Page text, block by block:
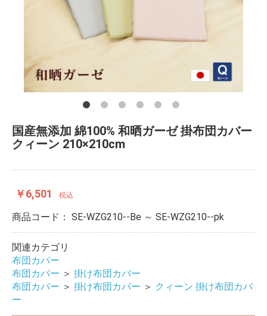
国産無添加 綿100% 和晒ガーゼ 掛布団カバー
クィーン 210×210cm
￥6,501 税込
商品コード： SE-WZG210--Be ～ SE-WZG210--pk
関連カテゴリ
布団カバー
布団カバー ＞ 掛け布団カバー
布団カバー ＞ 掛け布団カバー ＞ クィーン 掛け布団カバ
ー